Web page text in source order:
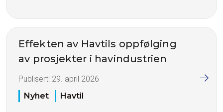
Effekten av Havtils oppfølging
av prosjekter i havindustrien
Publisert: 29. april 2026
Nyhet
Havtil